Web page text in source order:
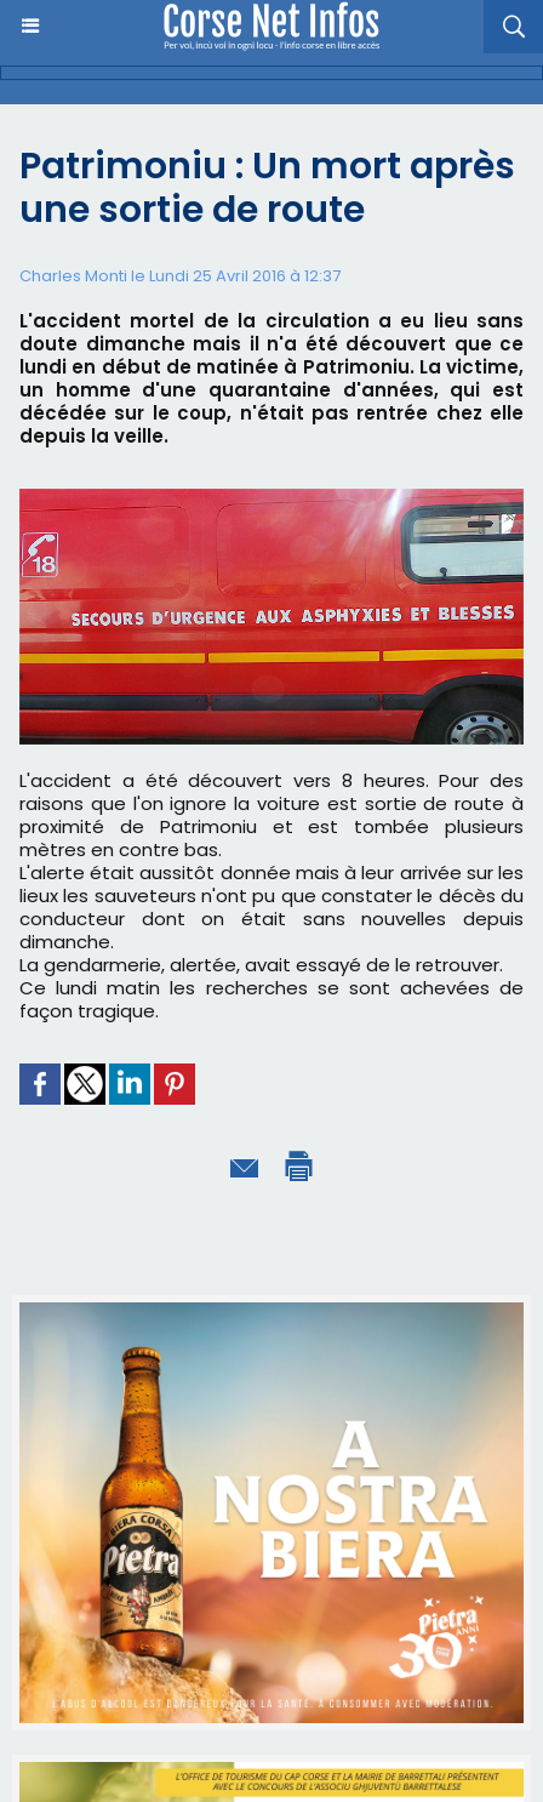
Patrimoniu : Un mort après
une sortie de route
Charles Monti le Lundi 25 Avril 2016 à 12:37
L'accident mortel de la circulation a eu lieu sans
doute dimanche mais il n'a été découvert que ce
lundi en début de matinée à Patrimoniu. La victime,
un homme d'une quarantaine d'années, qui est
décédée sur le coup, n'était pas rentrée chez elle
depuis la veille.
L'accident a été découvert vers 8 heures. Pour des
raisons que l'on ignore la voiture est sortie de route à
proximité de Patrimoniu et est tombée plusieurs
mètres en contre bas.
L'alerte était aussitôt donnée mais à leur arrivée sur les
lieux les sauveteurs n'ont pu que constater le décès du
conducteur dont on était sans nouvelles depuis
dimanche.
La gendarmerie, alertée, avait essayé de le retrouver.
Ce lundi matin les recherches se sont achevées de
façon tragique.